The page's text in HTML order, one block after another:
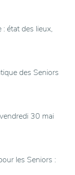
état des lieux,
des Seniors
30 mai
les Seniors :